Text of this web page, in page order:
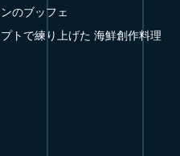
のブッフェ
トで練り上げた 海鮮創作料理